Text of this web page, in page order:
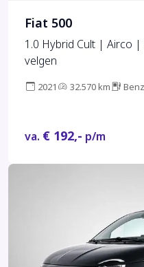
Fiat 500
1.0 Hybrid Cult | Airco
velgen
2021 32.570 km
va. € 192,- p/m